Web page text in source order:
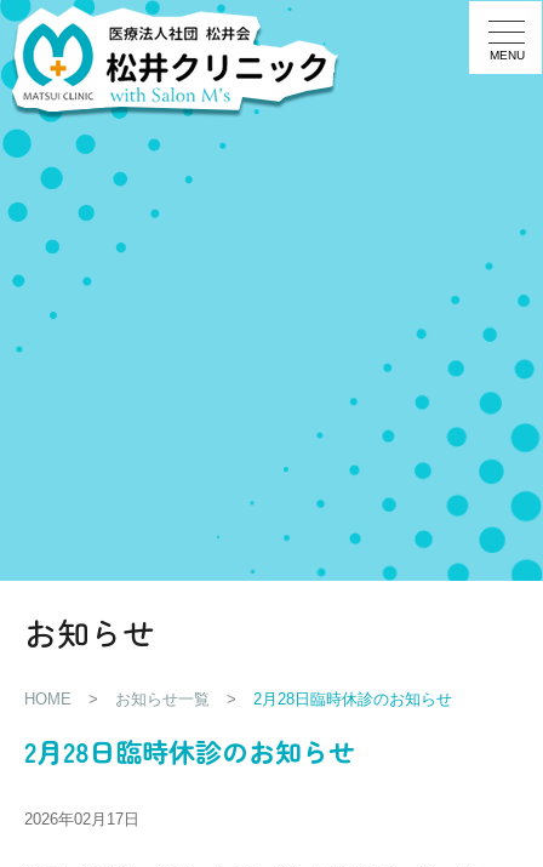
お知らせ
HOME > お知らせ一覧 > 2月28日臨時休診のお知らせ
2月28日臨時休診のお知らせ
2026年02月17日